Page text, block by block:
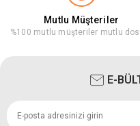
Mutlu Müşteriler
%100 mutlu müşteriler mutlu
E-